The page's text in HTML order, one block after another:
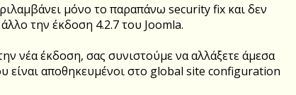
μόνο το παραπάνω security fix και δεν
την έκδοση 4.2.7 του Joomla.
νέα έκδοση, σας συνιστούμε να αλλάξετε άμεσα
είναι αποθηκευμένοι στο global site configuration